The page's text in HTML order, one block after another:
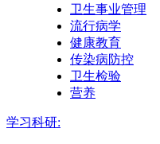
卫生事业管理
流行病学
健康教育
传染病防控
卫生检验
营养
学习科研: